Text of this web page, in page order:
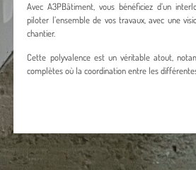
Avec A3PBâtiment, vous bénéficiez d’un
piloter l’ensemble de vos travaux, avec une
chantier.
Cette polyvalence est un véritable atout,
complètes où la coordination entre les